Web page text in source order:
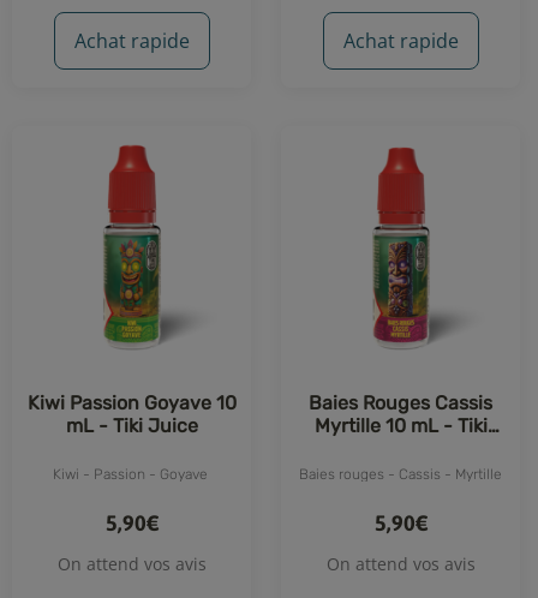
Achat rapide Achat rapide
Kiwi Passion Goyave 10
mL - Tiki Juice
Kiwi - Passion - Goyave
5,90€
On attend vos avis
Baies Rouges Cassis
Myrtille 10 mL - Tiki
Baies rouges - Cassis - Myrtille
5,90€
On attend vos avis